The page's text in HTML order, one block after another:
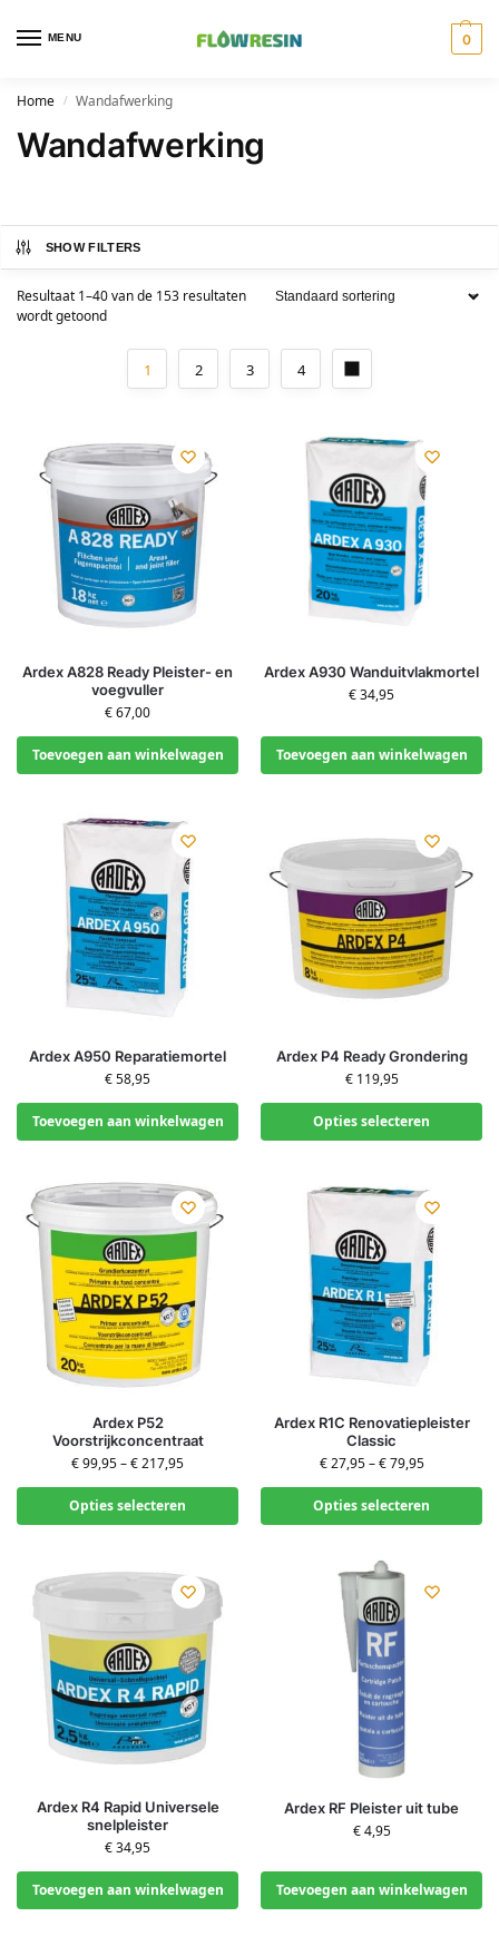
MENU 0
Home / Wandafwerking
Wandafwerking
SHOW FILTERS
Resultaat 1–40 van de 153 resultaten
wordt getoond
1 2 3 4
Ardex A828 Ready Pleister- en
voegvuller
€67,00
Toevoegen aan winkelwagen
Ardex A930 Wanduitvlakmortel
€34,95
Toevoegen aan winkelwagen
Ardex A950 Reparatiemortel
€58,95
Toevoegen aan winkelwagen
Ardex P4 Ready Grondering
€119,95
Opties selecteren
Ardex P52
Voorstrijkconcentraat
€99,95–€217,95
Opties selecteren
Ardex R1C Renovatiepleister
Classic
€27,95–€79,95
Opties selecteren
Ardex R4 Rapid Universele
snelpleister
€34,95
Toevoegen aan winkelwagen
Ardex RF Pleister uit tube
€4,95
Toevoegen aan winkelwagen